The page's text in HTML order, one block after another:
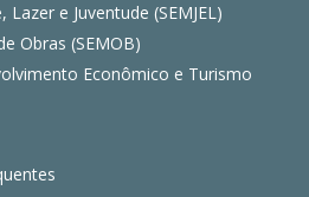
e Juventude (SEMJEL)
Obras (SEMOB)
Econômico e Turismo